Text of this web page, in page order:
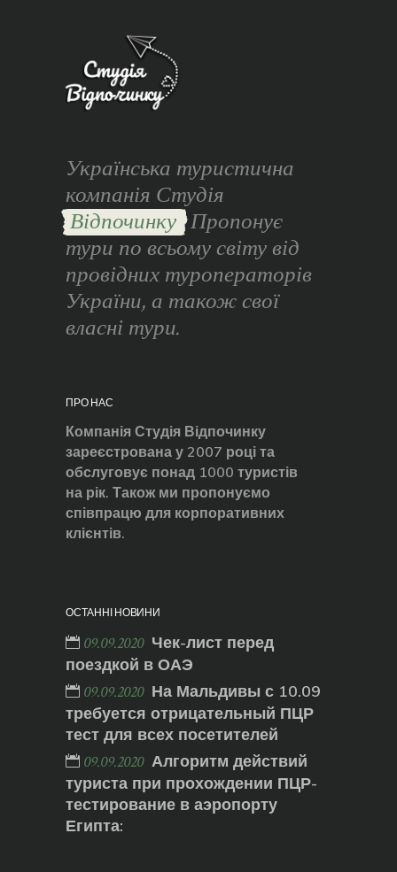
Українська туристична
компанія Студія
Відпочинку Пропонує
тури по всьому світу від
провідних туроператорів
України, а також свої
власні тури.
ПРО НАС
Компанія Студія Відпочинку
зареєстрована у 2007 році та
обслуговує понад 1000 туристів
на рік. Також ми пропонуємо
співпрацю для корпоративних
клієнтів.
ОСТАННІ НОВИНИ
09.09.2020 Чек-лист перед
поездкой в ОАЭ
09.09.2020 На Мальдивы с 10.09
требуется отрицательный ПЦР
тест для всех посетителей
09.09.2020 Алгоритм действий
туриста при прохождении ПЦР-
тестирование в аэропорту
Египта: